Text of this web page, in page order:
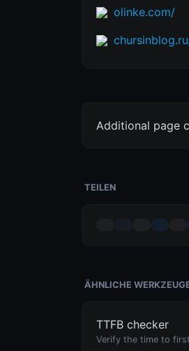
olinke.com/
Additional page
TEILEN
ÄHNLICHE
TTFB checker
Verify the time to